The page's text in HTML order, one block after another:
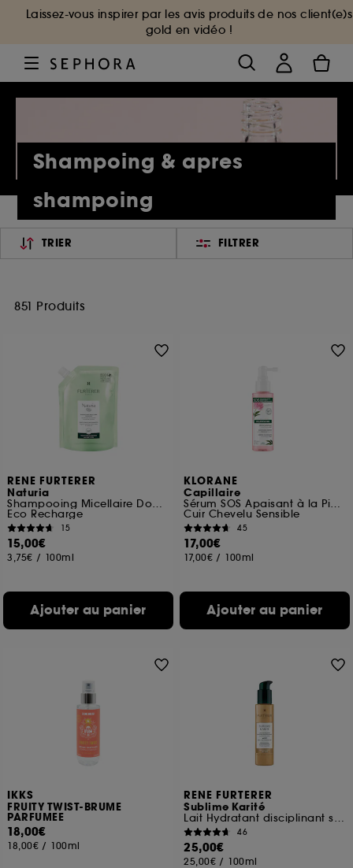
Laissez-vous inspirer par les avis produits de nos client(e)s
gold en vidéo !
Shampoing & apres
shampoing
TRIER FILTRER
851 Produits
RENE FURTERER
Naturia
Shampooing Micellaire Douceur
Eco Recharge
15
15,00€
3,75€ / 100ml
Ajouter au panier
KLORANE
Capillaire
Sérum SOS Apaisant à la Pivoine BIO
Cuir Chevelu Sensible
45
17,00€
17,00€ / 100ml
Ajouter au panier
IKKS
FRUITY TWIST-BRUME
PARFUMEE
18,00€
18,00€ / 100ml
RENE FURTERER
Sublime Karité
Lait Hydratant disciplinant sans rinçage
46
25,00€
25,00€ / 100ml